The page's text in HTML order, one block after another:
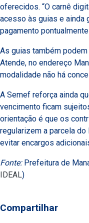
oferecidos. “O carnê
acesso às guias e ainda
pagamento
As guias também
Atende, no endereço
modalidade não há
A Semef reforça ainda
vencimento ficam
orientação é que os
regularizem a parcela
evitar encargos
Fonte:Prefeitura de
IDEAL)
Compartilhar